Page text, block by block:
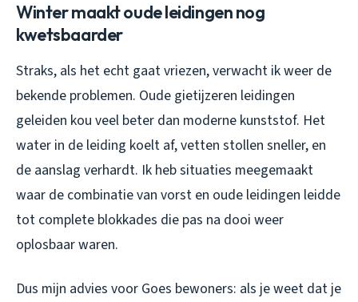
Winter maakt oude leidingen nog
kwetsbaarder
Straks, als het echt gaat vriezen, verwacht ik weer de
bekende problemen. Oude gietijzeren leidingen
geleiden kou veel beter dan moderne kunststof. Het
water in de leiding koelt af, vetten stollen sneller, en
de aanslag verhardt. Ik heb situaties meegemaakt
waar de combinatie van vorst en oude leidingen leidde
tot complete blokkades die pas na dooi weer
oplosbaar waren.
Dus mijn advies voor Goes bewoners: als je weet dat je